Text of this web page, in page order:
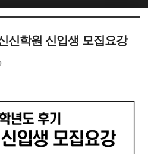
신학원 신입생 모집요강
케치북5
케치북5